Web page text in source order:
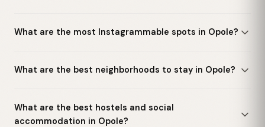
What are the most Instagrammable spots in Opole?
What are the best neighborhoods to stay in Opole?
What are the best hostels and social
accommodation in Opole?